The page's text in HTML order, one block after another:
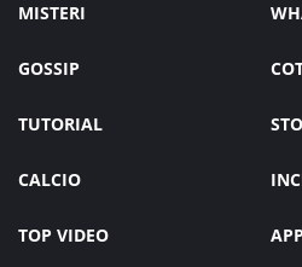
MISTERI
GOSSIP
TUTORIAL
CALCIO
TOP VIDEO APP